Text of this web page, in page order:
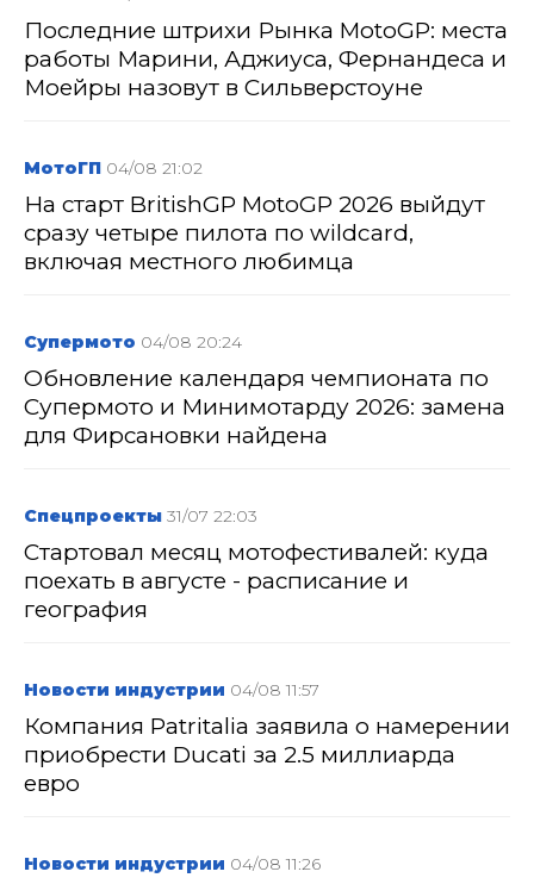
Последние штрихи Рынка MotoGP: места
работы Марини, Аджиуса, Фернандеса и
Моейры назовут в Сильверстоуне
МотоГП 04/08 21:02
На старт BritishGP MotoGP 2026 выйдут
сразу четыре пилота по wildcard,
включая местного любимца
Супермото 04/08 20:24
Обновление календаря чемпионата по
Супермото и Минимотарду 2026: замена
для Фирсановки найдена
Спецпроекты 31/07 22:03
Стартовал месяц мотофестивалей: куда
поехать в августе - расписание и
география
Новости индустрии 04/08 11:57
Компания Patritalia заявила о намерении
приобрести Ducati за 2.5 миллиарда
евро
Новости индустрии 04/08 11:26